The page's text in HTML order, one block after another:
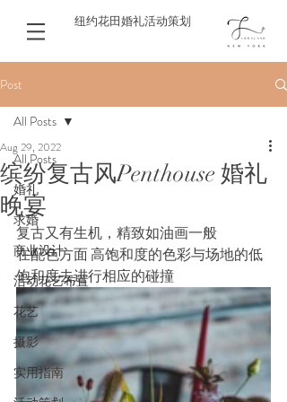
纽约花田婚礼活动策划
Post
All Posts
婚礼
求婚
商业设计
活动花艺布置
花艺
摄影
实用指南
All Posts
缤纷复古风Penthouse 婚礼
晚宴
Aug 29, 2022
复古又有生机，精致如油画一般
在配色方面 高饱和度的色彩与场地的低
饱和度去进行相应的碰撞